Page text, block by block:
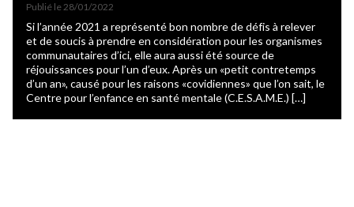
Publié le28/01/2022
Si l’année 2021 a représenté bon nombre de défis à relever
et de soucis à prendre en considération pour les organismes
communautaires d’ici, elle aura aussi été source de
réjouissances pour l’un d’eux. Après un «petit contretemps
d’un an», causé pour les raisons «covidiennes» que l’on sait, le
Centre pour l’enfance en santé mentale (C.E.S.A.M.E.) […]